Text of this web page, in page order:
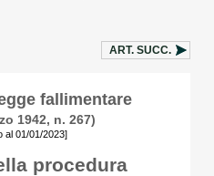
ART. SUCC.
fallimentare
1942, n. 267)
al 01/01/2023]
procedura